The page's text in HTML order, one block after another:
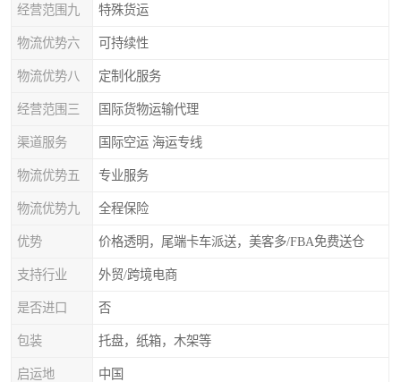
经营范围九 特殊货运
物流优势六 可持续性
物流优势八 定制化服务
经营范围三 国际货物运输代理
渠道服务 国际空运 海运专线
物流优势五 专业服务
物流优势九 全程保险
优势 价格透明，尾端卡车派送，美客多/FBA免费送仓
支持行业 外贸/跨境电商
是否进口 否
包装 托盘，纸箱，木架等
启运地 中国